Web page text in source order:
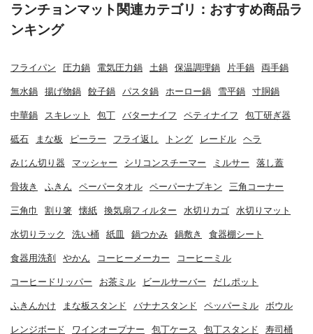
ランチョンマット関連カテゴリ：おすすめ商品ラ
ンキング
フライパン 圧力鍋 電気圧力鍋 土鍋 保温調理鍋 片手鍋 両手鍋
無水鍋 揚げ物鍋 餃子鍋 パスタ鍋 ホーロー鍋 雪平鍋 寸胴鍋
中華鍋 スキレット 包丁 バターナイフ ペティナイフ 包丁研ぎ器
砥石 まな板 ピーラー フライ返し トング レードル ヘラ
みじん切り器 マッシャー シリコンスチーマー ミルサー 落し蓋
骨抜き ふきん ペーパータオル ペーパーナプキン 三角コーナー
三角巾 割り箸 懐紙 換気扇フィルター 水切りカゴ 水切りマット
水切りラック 洗い桶 紙皿 鍋つかみ 鍋敷き 食器棚シート
食器用洗剤 やかん コーヒーメーカー コーヒーミル
コーヒードリッパー お茶ミル ビールサーバー だしポット
ふきんかけ まな板スタンド バナナスタンド ペッパーミル ボウル
レンジボード ワインオープナー 包丁ケース 包丁スタンド 寿司桶